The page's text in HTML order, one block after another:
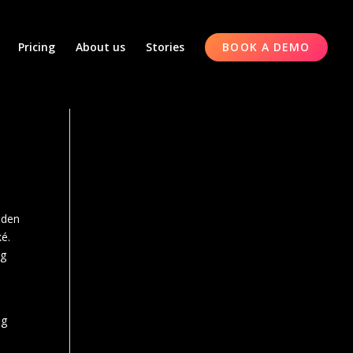
Pricing About us Stories BOOK A DEMO